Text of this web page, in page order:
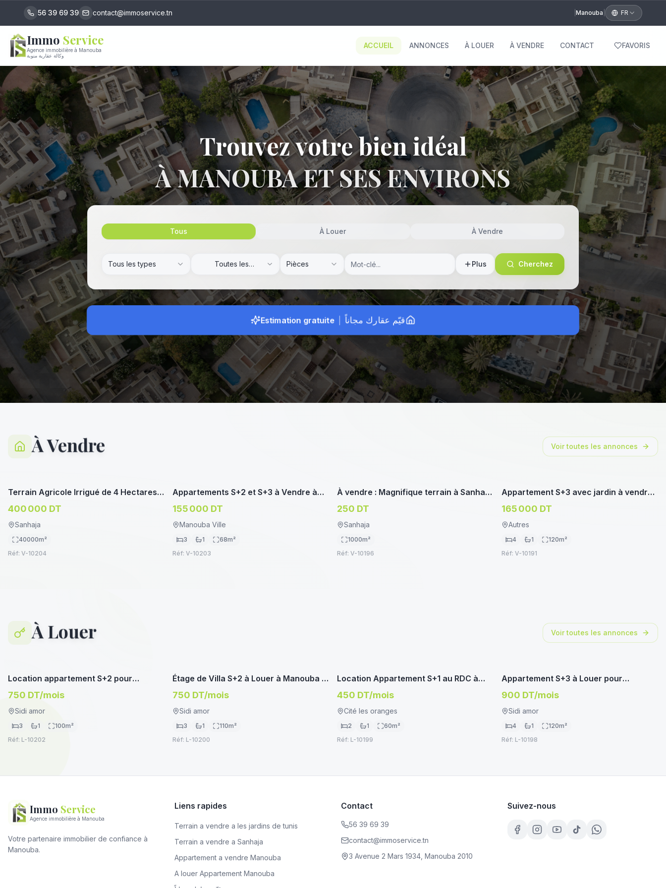
56 39 69 39 contact@immoservice.tn Manouba FR
Immo Service
Agence immobilière à Manouba
وكالة عقارية منوبة
ACCUEIL ANNONCES À LOUER À VENDRE CONTACT FAVORIS
Trouvez votre bien idéal
À MANOUBA ET SES ENVIRONS
Tous À Louer À Vendre
Tous les types
Toutes les
Pièces Plus Cherchez
Estimation gratuite قيّم عقارك مجاناً
À Vendre Voir toutes les annonces
TERRAIN AGRICOLE
Terrain Agricole Irrigué de 4 Hectares à
Vendre à Sanhaja, Manouba
400 000 DT
Sanhaja
40000m²
Réf: V-10204
APPARTEMENT/STUDIO
Appartements S+2 et S+3 à Vendre à
Manouba Centre – Habitation ou
155 000 DT
Manouba Ville
3 1 68m²
Réf: V-10203
TERRAIN HABITATION
À vendre : Magnifique terrain à Sanhaja
– Manouba
250 DT
Sanhaja
1000m²
Réf: V-10196
APPARTEMENT/STUDIO
Appartement S+3 avec jardin à vendre
à Khaznadar
165 000 DT
Autres
4 1 120m²
Réf: V-10191
À Louer Voir toutes les annonces
LOCATION ÉTUDIANT/FOYER
Location appartement S+2 pour
étudiantes à Manouba près du métro
Moncef Bey
750 DT/mois
Sidi amor
3 1 100m²
Réf: L-10202
ETAGE DE VILLA
Étage de Villa S+2 à Louer à Manouba –
Sidi Amor (1er Étage)
750 DT/mois
Sidi amor
3 1 110m²
Réf: L-10200
APPARTEMENT/STUDIO
Location Appartement S+1 au RDC à
Cité Les Oranges – Manouba
450 DT/mois
Cité les oranges
2 1 60m²
Réf: L-10199
LOCATION ÉTUDIANT/FOYER
Appartement S+3 à Louer pour
etudiants à Manouba – Résidence
900 DT/mois
Sidi amor
4 1 120m²
Réf: L-10198
Immo Service
Agence immobilière à Manouba
Votre partenaire immobilier de confiance à
Manouba.
Liens rapides
Terrain a vendre a les jardins de tunis
Terrain a vendre a Sanhaja
Appartement a vendre Manouba
A louer Appartement Manouba
Contact
56 39 69 39
contact@immoservice.tn
3 Avenue 2 Mars 1934, Manouba 2010
Suivez-nous